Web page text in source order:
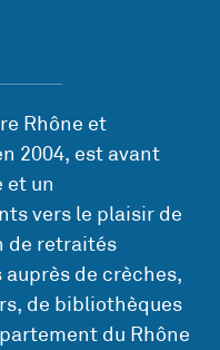
Rhône et
2004, est avant
et un
vers le plaisir de
de retraités
auprès de crèches,
de bibliothèques
du Rhône